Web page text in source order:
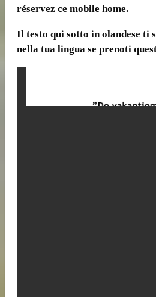
réservez ce mobile home.
Il testo qui sotto in olandese ti
nella tua lingua se prenoti